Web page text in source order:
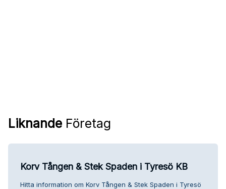
Liknande Företag
Korv Tången & Stek Spaden i Tyresö KB
Hitta information om Korv Tången & Stek Spaden i Tyresö